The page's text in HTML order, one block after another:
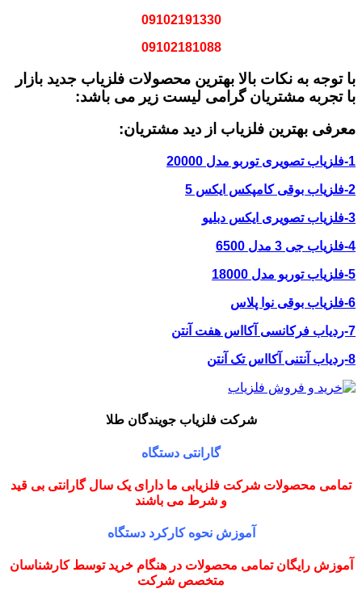
09102191330
09102181088
با توجه به نکات بالا بهترین محصولات فلزیاب جدید بازار
با تجربه مشتریان گرامی لیست زیر می باشد:
معرفی بهترین فلزیاب از دید مشتریان:
1-فلزیاب تصویری توربو مدل 20000
2-فلزیاب بوقی کامپکس ایکس 5
3-فلزیاب تصویری ایکس دبلیو
4-فلزیاب جی 3 مدل 6500
5-فلزیاب توربو مدل 18000
6-فلزیاب بوقی نوا پلاس
7-ردیاب فرکانسی آکااس هفت آنتن
8-ردیاب آنتنی آکااس تک آنتن
شرکت فلزیاب جویندگان طلا
گارانتی دستگاه
تمامی محصولات شرکت فلزیابی ما دارای یک سال گارانتی بی قید
و شرط می باشند
آموزش نحوه کارکرد دستگاه
آموزش رایگان تمامی محصولات در هنگام خرید توسط کارشناسان
متخصص شرکت